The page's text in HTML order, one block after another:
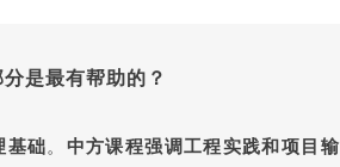
是最有帮助的？
基础。 中方课程强调工程实践和项目输